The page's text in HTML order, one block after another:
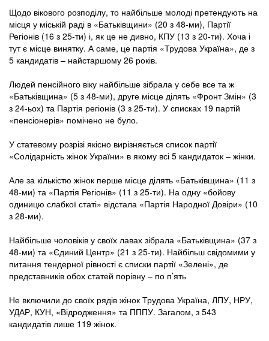
Щодо вікового розподілу, то найбільше молоді претендують на
місця у міській раді в «Батьківщини» (20 з 48-ми), Партії
Регіонів (16 з 25-ти) і, як це не дивно, КПУ (13 з 20-ти). Хоча і
тут є місце винятку. А саме, це партія «Трудова Україна», де з
5 кандидатів – найстаршому 26 років.
Людей пенсійного віку найбільше зібрала у себе все та ж
«Батьківщина» (5 з 48-ми), друге місце ділять «Фронт Змін» (3
з 24-ьох) та Партія регіонів (3 з 25-ти). У списках 19 партій
«пенсіонерів» помічено не було.
У статевому розрізі якісно вирізняється список партії
«Солідарність жінок України» в якому всі 5 кандидаток – жінки.
Але за кількістю жінок перше місце ділять «Батьківщина» (11 з
48-ми) та «Партія Регіонів» (11 з 25-ти). На одну «бойову
одиницю слабкої статі» відстала «Партія Народної Довіри» (10
з 28-ми).
Найбільше чоловіків у своїх лавах зібрала «Батьківщина» (37 з
48-ми) та «Єдиний Центр» (21 з 25-ти). Найбільш свідомими у
питання тендерної рівності є списки партії «Зелені», де
представників обох статей порівну – по п’ять
Не включили до своїх рядів жінок Трудова Україна, ЛПУ, НРУ,
УДАР, КУН, «Відродження» та ПППУ. Загалом, з 543
кандидатів лише 119 жінок.